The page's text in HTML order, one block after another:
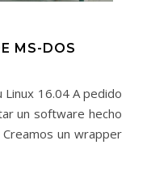
MS-DOS
Linux 16.04 A pedido
un software hecho
un wrapper